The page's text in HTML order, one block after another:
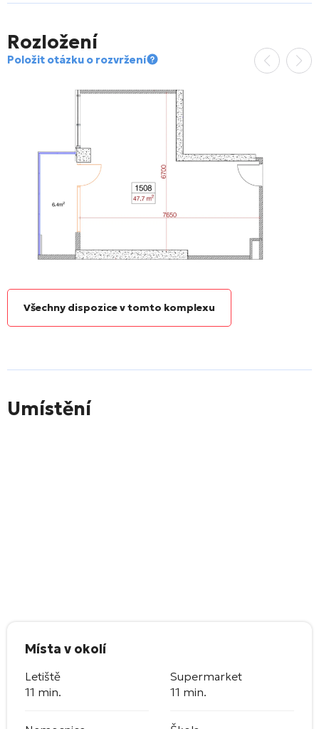
Rozložení
Položit otázku o rozvržení
Všechny dispozice v tomto komplexu
Umístění
Místa v okolí
Letiště
11 min.
Supermarket
11 min.